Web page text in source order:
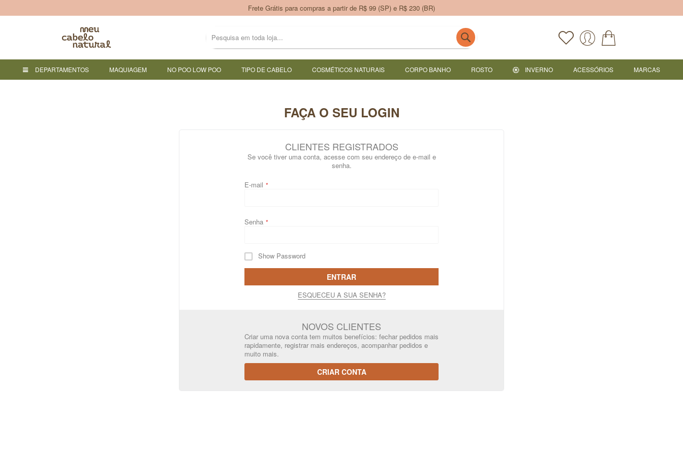
Frete Grátis para compras a partir de R$ 99 (SP) e R$ 230 (BR)
DEPARTAMENTOS MAQUIAGEM NO POO LOW POO TIPO DE CABELO COSMÉTICOS NATURAIS CORPO BANHO ROSTO INVERNO ACESSÓRIOS MARCAS
FAÇA O SEU LOGIN
CLIENTES REGISTRADOS
Se você tiver uma conta, acesse com seu endereço de e-mail e
senha.
E-mail
Senha
Show Password
ENTRAR
ESQUECEU A SUA SENHA?
NOVOS CLIENTES
Criar uma nova conta tem muitos benefícios: fechar pedidos mais
rapidamente, registrar mais endereços, acompanhar pedidos e
muito mais.
CRIAR CONTA